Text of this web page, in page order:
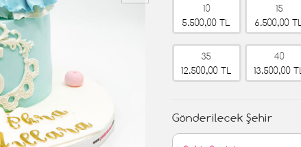
10
5.500,00 TL
15
6.500,00 TL
35
12.500,00 TL
40
13.500,00 TL
Gönderilecek Şehir